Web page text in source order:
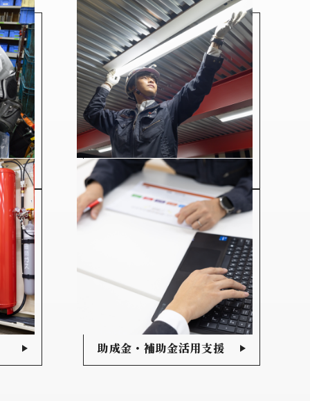
照明・内装工事
助成金・補助金活用支援